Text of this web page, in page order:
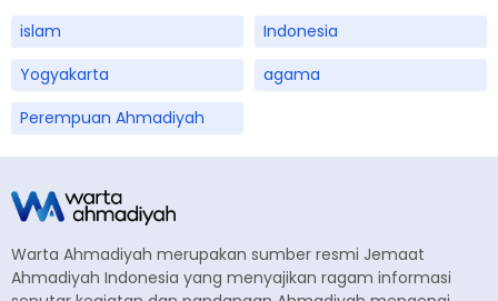
islam
Indonesia
Yogyakarta
agama
Perempuan Ahmadiyah
Warta Ahmadiyah merupakan sumber resmi Jemaat
Ahmadiyah Indonesia yang menyajikan ragam informasi